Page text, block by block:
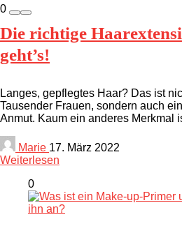
0
Die richtige
geht’s!
Langes, gepflegtes Haar? Das ist
Tausender Frauen, sondern auch
Anmut. Kaum ein anderes Merkmal
Marie 17. März 2022
Weiterlesen
0